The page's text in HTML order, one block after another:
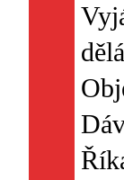
dělá